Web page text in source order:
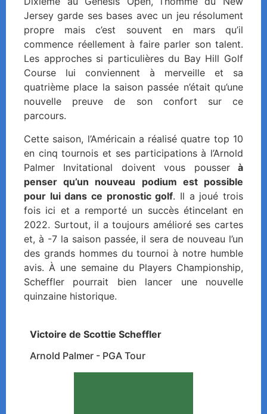
Jersey garde ses bases avec un jeu résolument
propre mais c’est souvent en mars qu’il
commence réellement à faire parler son talent.
Les approches si particulières du Bay Hill Golf
Course lui conviennent à merveille et sa
quatrième place la saison passée n’était qu’une
nouvelle preuve de son confort sur ce
parcours.
Cette saison, l’Américain a réalisé quatre top 10
en cinq tournois et ses participations à l’Arnold
Palmer Invitational doivent vous pousserà
penser qu’un nouveau podium est possible
pour lui dans ce pronostic golf. Il a joué trois
fois ici et a remporté un succès étincelant en
2022. Surtout, il a toujours amélioré ses cartes
et, à -7 la saison passée, il sera de nouveau l’un
des grands hommes du tournoi à notre humble
avis. À une semaine du Players Championship,
Scheffler pourrait bien lancer une nouvelle
quinzaine historique.
Victoire de Scottie Scheffler
Arnold Palmer - PGA Tour